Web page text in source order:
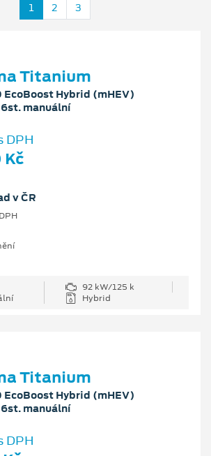
1 2 3
Titanium
EcoBoost Hybrid (mHEV)
manuální
DPH
v ČR
92 kW/125 k
Hybrid
Titanium
EcoBoost Hybrid (mHEV)
manuální
DPH